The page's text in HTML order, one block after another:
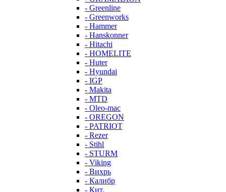
- Greenline
- Greenworks
- Hammer
- Hanskonner
- Hitachi
- HOMELITE
- Huter
- Hyundai
- IGP
- Makita
- MTD
- Oleo-mac
- OREGON
- PATRIOT
- Rezer
- Stihl
- STURM
- Viking
- Вихрь
- Калибр
- Кит.